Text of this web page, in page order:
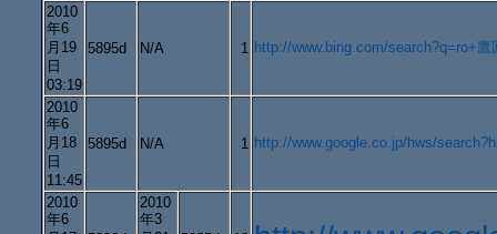
2010
年6
月19
日
03:19
5895d N/A 1 http://www.bing.com/search?q=ro+
2010
年6
月18
日
11:45
5895d N/A 1 http://www.google.co.jp/hws/
2010
年6
2010
年3